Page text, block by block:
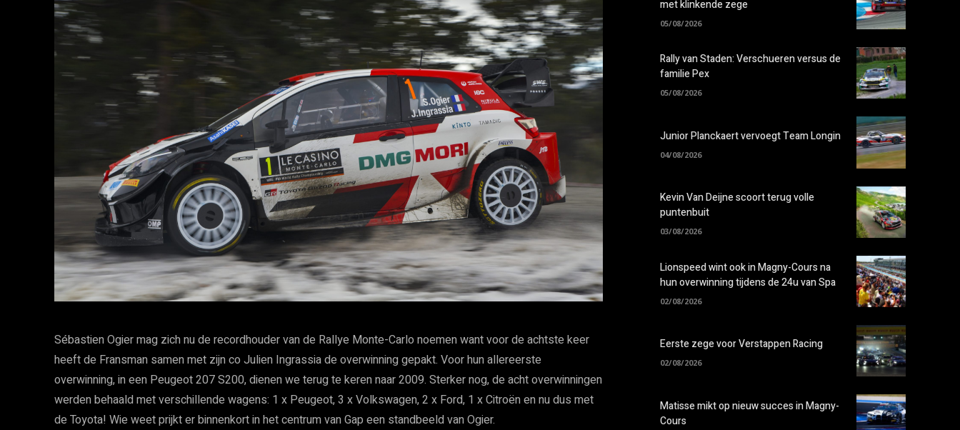
Sébastien Ogier mag zich nu de recordhouder van de Rallye Monte-Carlo noemen want voor de achtste keer
heeft de Fransman samen met zijn co Julien Ingrassia de overwinning gepakt. Voor hun allereerste
overwinning, in een Peugeot 207 S200, dienen we terug te keren naar 2009. Sterker nog, de acht overwinningen
werden behaald met verschillende wagens: 1 x Peugeot, 3 x Volkswagen, 2 x Ford, 1 x Citroën en nu dus met
de Toyota! Wie weet prijkt er binnenkort in het centrum van Gap een standbeeld van Ogier.
met klinkende zege
05/08/2026
Rally van Staden: Verschueren versus de
familie Pex
05/08/2026
Junior Planckaert vervoegt Team Longin
04/08/2026
Kevin Van Deijne scoort terug volle
puntenbuit
03/08/2026
Lionspeed wint ook in Magny-Cours na
hun overwinning tijdens de 24u van Spa
02/08/2026
Eerste zege voor Verstappen Racing
02/08/2026
Matisse mikt op nieuw succes in Magny-
Cours